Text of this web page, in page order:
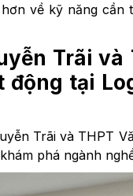
về kỹ năng cần
Trãi
động tại
Trãi và THPT
phá ngành